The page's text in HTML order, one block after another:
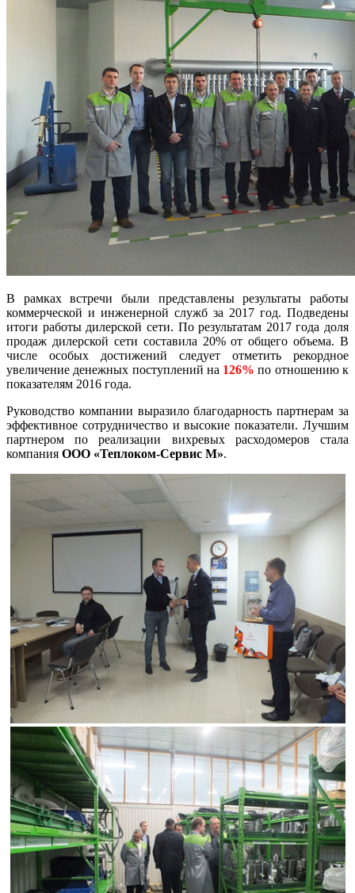
В рамках встречи были представлены результаты работы
коммерческой и инженерной служб за 2017 год. Подведены
итоги работы дилерской сети. По результатам 2017 года доля
продаж дилерской сети составила 20% от общего объема. В
числе особых достижений следует отметить рекордное
увеличение денежных поступлений на 126% по отношению к
показателям 2016 года.
Руководство компании выразило благодарность партнерам за
эффективное сотрудничество и высокие показатели. Лучшим
партнером по реализации вихревых расходомеров стала
компания ООО «Теплоком-Сервис М».